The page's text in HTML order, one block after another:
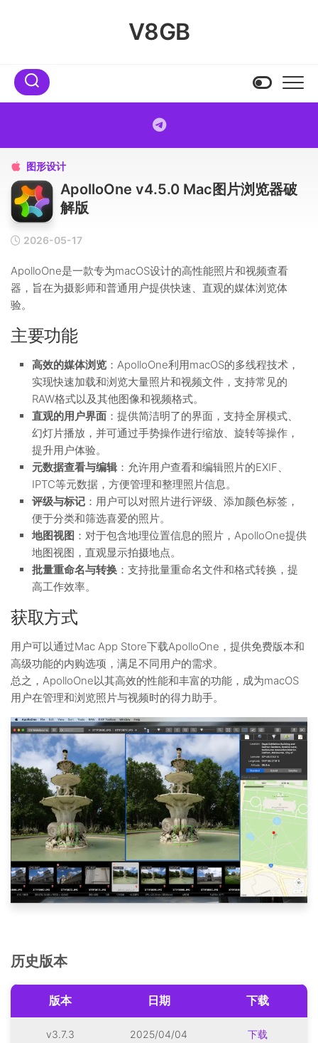
V8GB
 图形设计
ApolloOne v4.5.0 Mac图片浏览器破
解版
2026-05-17
ApolloOne是一款专为macOS设计的高性能照片和视频查看
器，旨在为摄影师和普通用户提供快速、直观的媒体浏览体
验。
主要功能
高效的媒体浏览 ：ApolloOne利用macOS的多线程技术，
实现快速加载和浏览大量照片和视频文件，支持常见的
RAW格式以及其他图像和视频格式。
直观的用户界面 ：提供简洁明了的界面，支持全屏模式、
幻灯片播放，并可通过手势操作进行缩放、旋转等操作，
提升用户体验。
元数据查看与编辑：允许用户查看和编辑照片的EXIF、
IPTC等元数据，方便管理和整理照片信息。
评级与标记 ：用户可以对照片进行评级、添加颜色标签，
便于分类和筛选喜爱的照片。
地图视图 ：对于包含地理位置信息的照片，ApolloOne提供
地图视图，直观显示拍摄地点。
批量重命名与转换 ：支持批量重命名文件和格式转换，提
高工作效率。
获取方式
用户可以通过Mac App Store下载ApolloOne，提供免费版本和
高级功能的内购选项，满足不同用户的需求。
总之，ApolloOne以其高效的性能和丰富的功能，成为macOS
用户在管理和浏览照片与视频时的得力助手。
历史版本
版本 日期 下载
v3.7.3 2025/04/04 下载